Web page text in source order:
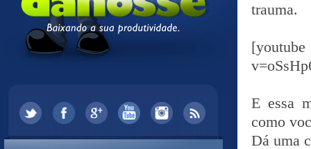
trauma.
E essa
como
Dá uma